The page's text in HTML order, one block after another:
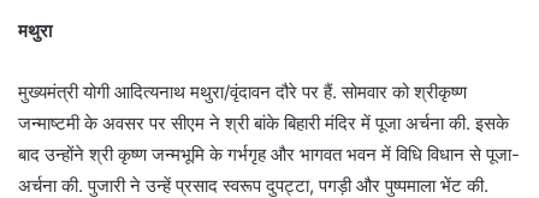
मथुरा
मुख्यमंत्री योगी आदित्यनाथ मथुरा/वृंदावन दौरे पर हैं. सोमवार को श्रीकृष्ण
जन्माष्टमी के अवसर पर सीएम ने श्री बांके बिहारी मंदिर में पूजा अर्चना की. इसके
बाद उन्होंने श्री कृष्ण जन्मभूमि के गर्भगृह और भागवत भवन में विधि विधान से पूजा-
अर्चना की. पुजारी ने उन्हें प्रसाद स्वरूप दुपट्टा, पगड़ी और पुष्पमाला भेंट की.